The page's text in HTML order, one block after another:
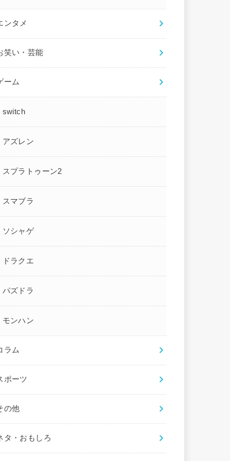
ンタメ
笑い・芸能
ーム
switch
アズレン
スプラトゥーン2
スマブラ
ソシャゲ
ドラクエ
パズドラ
モンハン
ラム
ポーツ
の他
タ・おもしろ